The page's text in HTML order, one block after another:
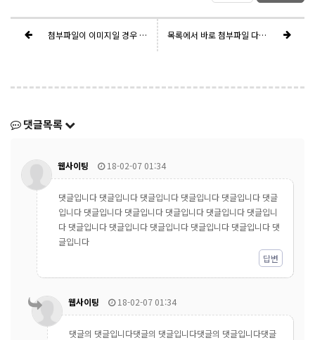
첨부파일이 이미지일 경우 목록 우측에 동그란 썸네일이 생성됩니다. 목록에서 바로 첨부파일 다운로드가 가능합니다.
댓글목록
웹사이팅 18-02-07 01:34
댓글입니다 댓글입니다 댓글입니다 댓글입니다 댓글입니다 댓글
입니다 댓글입니다 댓글입니다 댓글입니다 댓글입니다 댓글입니
다 댓글입니다 댓글입니다 댓글입니다 댓글입니다 댓글입니다 댓
글입니다
답변
웹사이팅 18-02-07 01:34
댓글의 댓글입니다댓글의 댓글입니다댓글의 댓글입니다댓글